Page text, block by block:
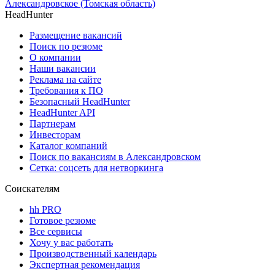
Александровское (Томская область)
HeadHunter
Размещение вакансий
Поиск по резюме
О компании
Наши вакансии
Реклама на сайте
Требования к ПО
Безопасный HeadHunter
HeadHunter API
Партнерам
Инвесторам
Каталог компаний
Поиск по вакансиям в Александровском
Сетка: соцсеть для нетворкинга
Соискателям
hh PRO
Готовое резюме
Все сервисы
Хочу у вас работать
Производственный календарь
Экспертная рекомендация